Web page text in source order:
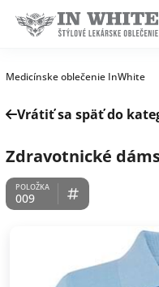
Medicínske oblečenie InWhite
Vrátiť sa späť do
Zdravotnické
009